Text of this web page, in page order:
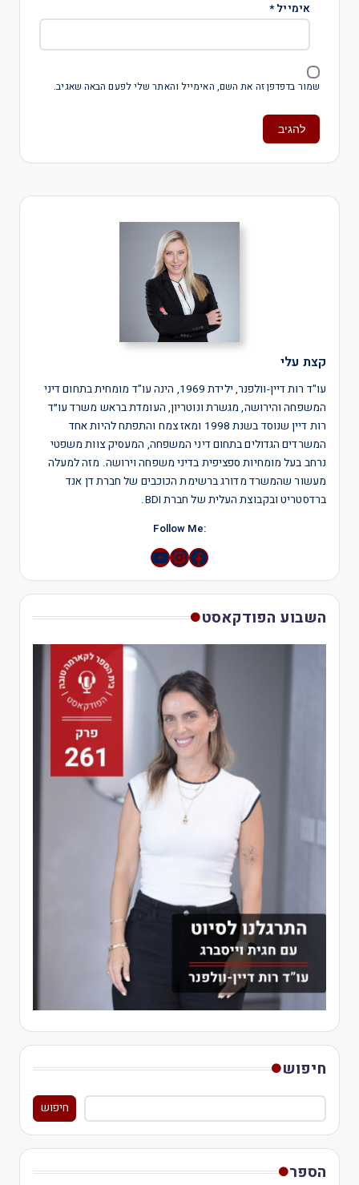
אימייל*
שמור בדפדפן זה את השם, האימייל והאתר שלי לפעם הבאה שאגיב.
קצת עלי
עו"ד רות דיין-וולפנר, ילידת 1969, הינה עו"ד מומחית בתחום דיני
המשפחה והירושה, מגשרת ונוטריון, העומדת בראש משרד עו״ד
רות דיין שנוסד בשנת 1998 ומאז צמח והתפתח להיות אחד
המשרדים הגדולים בתחום דיני המשפחה, המעסיק צוות משפטי
נרחב בעל מומחיות ספציפית בדיני משפחה וירושה. מזה למעלה
מעשור שהמשרד מדורג ברשימת הכוכבים של חברת דן אנד
ברדסטריט ובקבוצת העלית של חברת BDI.
:Follow Me
Instagram
YouTube
השבוע הפודקאסט
חיפוש
חיפוש
הספר